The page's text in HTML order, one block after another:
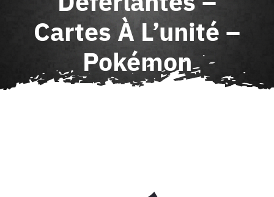
Cartes À L’unité –
Pokémon